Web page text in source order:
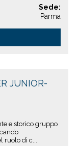
Sede:
Parma
JUNIOR-
e storico gruppo
ruolo di c...